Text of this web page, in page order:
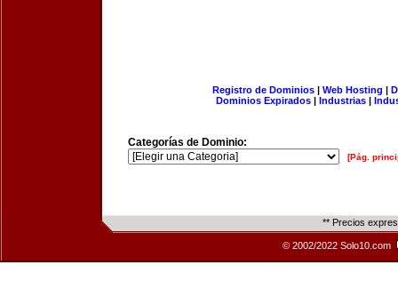
Registro de Dominios| Web Hosting |
Dominios Expirados | Industrias |
Categorías de Dominio:
[Pág.
** Precios
© 2002/2022 Solo10.com